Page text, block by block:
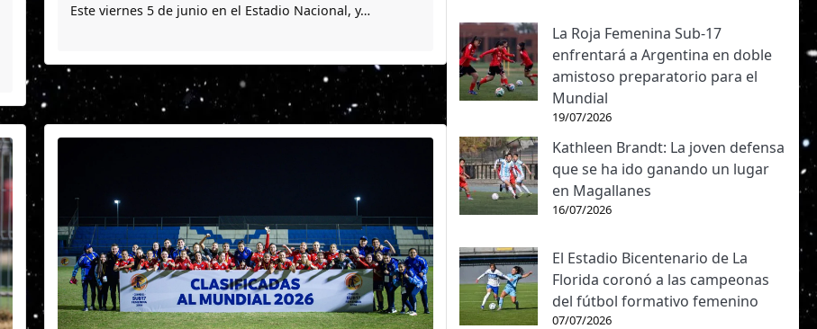
Este viernes 5 de junio en el Estadio Nacional, y…
La Roja Femenina Sub-17
enfrentará a Argentina en doble
amistoso preparatorio para el
Mundial
19/07/2026
Kathleen Brandt: La joven defensa
que se ha ido ganando un lugar
en Magallanes
16/07/2026
El Estadio Bicentenario de La
Florida coronó a las campeonas
del fútbol formativo femenino
07/07/2026